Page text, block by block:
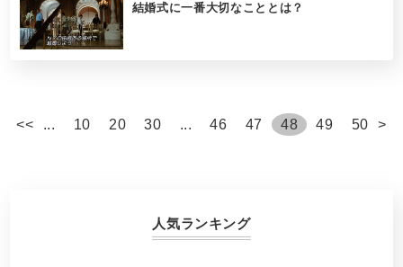
結婚式に一番大切なこととは？
<< ... 10 20 30 ... 46 47 48 49 50 >
人気ランキング